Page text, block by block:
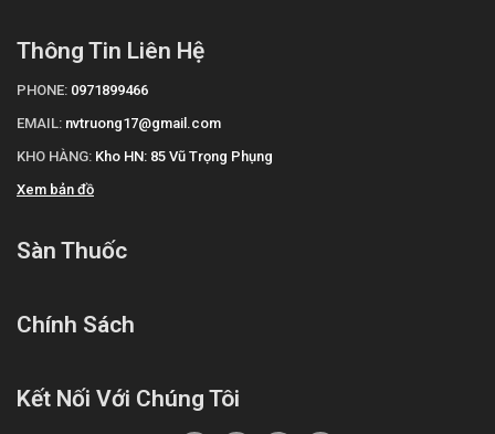
Thông Tin Liên Hệ
PHONE: 0971899466
EMAIL: nvtruong17@gmail.com
KHO HÀNG: Kho HN: 85 Vũ Trọng Phụng
Xem bản đồ
Sàn Thuốc
Chính Sách
Kết Nối Với Chúng Tôi